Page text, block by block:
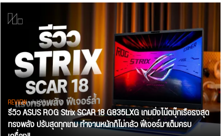
REVIEW• Jul 28, 2026
รีวิว ASUS ROG Strix SCAR 18 G835LXG เกมมิ่งโน้ตบุ๊กเรือธงสุด
ทรงพลัง ปรับสุดทุกเกม ทำงานหนักก็ไม่กลัว ฟีเจอร์มาเต็มครบ